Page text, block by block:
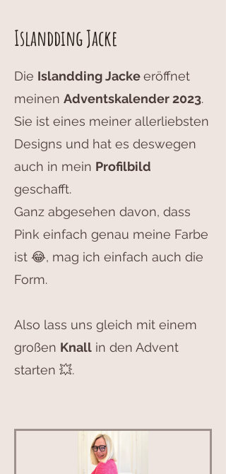
Islandding Jacke
Die Islandding Jackeeröffnet
meinen Adventskalender 2023.
Sie ist eines meiner allerliebsten
Designs und hat es deswegen
auch in mein Profilbild
geschafft.
Ganz abgesehen davon, dass
Pink einfach genau meine Farbe
ist 😂, mag ich einfach auch die
Form.
Also lass uns gleich mit einem
großen Knall in den Advent
starten 💥.